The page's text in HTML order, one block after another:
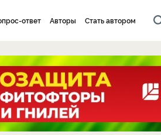
ответ Авторы Стать автором